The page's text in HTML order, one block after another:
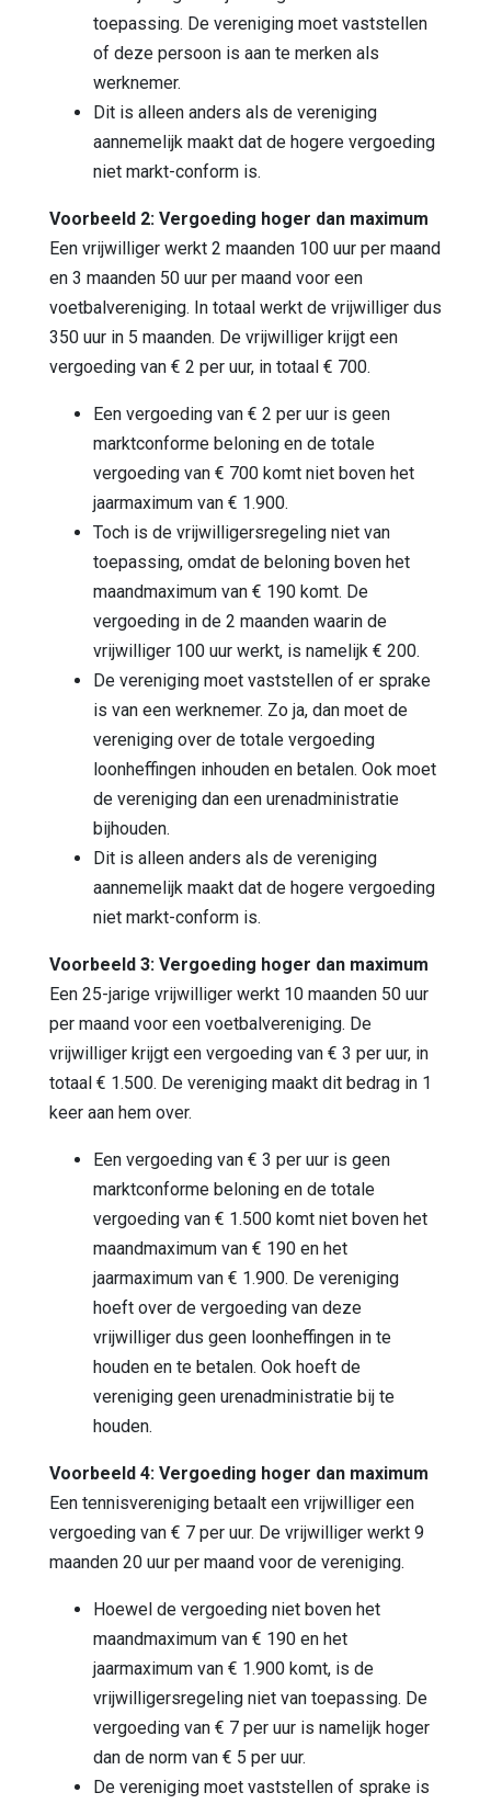
toepassing. De vereniging moet vaststellen
of deze persoon is aan te merken als
werknemer.
Dit is alleen anders als de vereniging
aannemelijk maakt dat de hogere vergoeding
niet markt-conform is.
Voorbeeld 2: Vergoeding hoger dan maximum
Een vrijwilliger werkt 2 maanden 100 uur per maand
en 3 maanden 50 uur per maand voor een
voetbalvereniging. In totaal werkt de vrijwilliger dus
350 uur in 5 maanden. De vrijwilliger krijgt een
vergoeding van € 2 per uur, in totaal € 700.
Een vergoeding van € 2 per uur is geen
marktconforme beloning en de totale
vergoeding van € 700 komt niet boven het
jaarmaximum van € 1.900.
Toch is de vrijwilligersregeling niet van
toepassing, omdat de beloning boven het
maandmaximum van € 190 komt. De
vergoeding in de 2 maanden waarin de
vrijwilliger 100 uur werkt, is namelijk € 200.
De vereniging moet vaststellen of er sprake
is van een werknemer. Zo ja, dan moet de
vereniging over de totale vergoeding
loonheffingen inhouden en betalen. Ook moet
de vereniging dan een urenadministratie
bijhouden.
Dit is alleen anders als de vereniging
aannemelijk maakt dat de hogere vergoeding
niet markt-conform is.
Voorbeeld 3: Vergoeding hoger dan maximum
Een 25-jarige vrijwilliger werkt 10 maanden 50 uur
per maand voor een voetbalvereniging. De
vrijwilliger krijgt een vergoeding van € 3 per uur, in
totaal € 1.500. De vereniging maakt dit bedrag in 1
keer aan hem over.
Een vergoeding van € 3 per uur is geen
marktconforme beloning en de totale
vergoeding van € 1.500 komt niet boven het
maandmaximum van € 190 en het
jaarmaximum van € 1.900. De vereniging
hoeft over de vergoeding van deze
vrijwilliger dus geen loonheffingen in te
houden en te betalen. Ook hoeft de
vereniging geen urenadministratie bij te
houden.
Voorbeeld 4: Vergoeding hoger dan maximum
Een tennisvereniging betaalt een vrijwilliger een
vergoeding van € 7 per uur. De vrijwilliger werkt 9
maanden 20 uur per maand voor de vereniging.
Hoewel de vergoeding niet boven het
maandmaximum van € 190 en het
jaarmaximum van € 1.900 komt, is de
vrijwilligersregeling niet van toepassing. De
vergoeding van € 7 per uur is namelijk hoger
dan de norm van € 5 per uur.
De vereniging moet vaststellen of sprake is